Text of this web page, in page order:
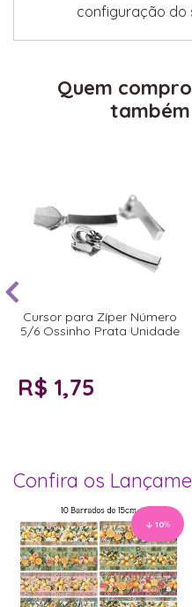
configuração do
Quem
Cursor para Zíper Número
5/6 Ossinho Prata Unidade
R$ 1,75
Confira os
10%